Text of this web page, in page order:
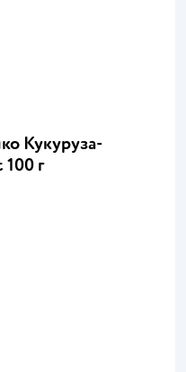
Кукуруза-
г